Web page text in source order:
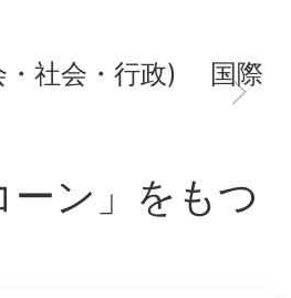
社会・行政) 国際
ーン」をもつ